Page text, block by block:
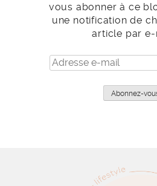
vous abonner à ce
une notification de
article par e-
Adresse
e-
Abonnez-